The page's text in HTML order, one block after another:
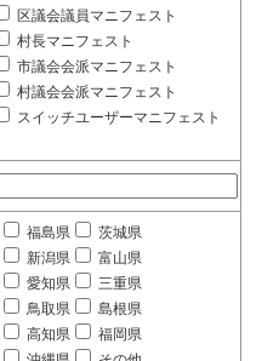
区議会議員マニフェスト
村長マニフェスト
市議会会派マニフェスト
村議会会派マニフェスト
スイッチユーザーマニフェスト
福島県
茨城県
新潟県
富山県
愛知県
三重県
鳥取県
島根県
高知県
福岡県